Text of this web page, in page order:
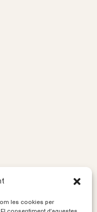
les cookies per